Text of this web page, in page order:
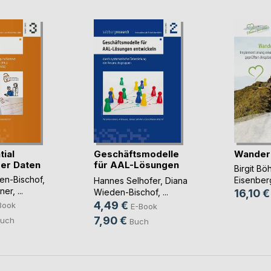
Daten
Bischof,
, ...
Geschäftsmodelle
für AAL-Lösungen
(...)
Hannes Selhofer, Diana
Wieden-Bischof, ...
4,49 € E-Book
7,90 € Buch
Birgit
16,10 €